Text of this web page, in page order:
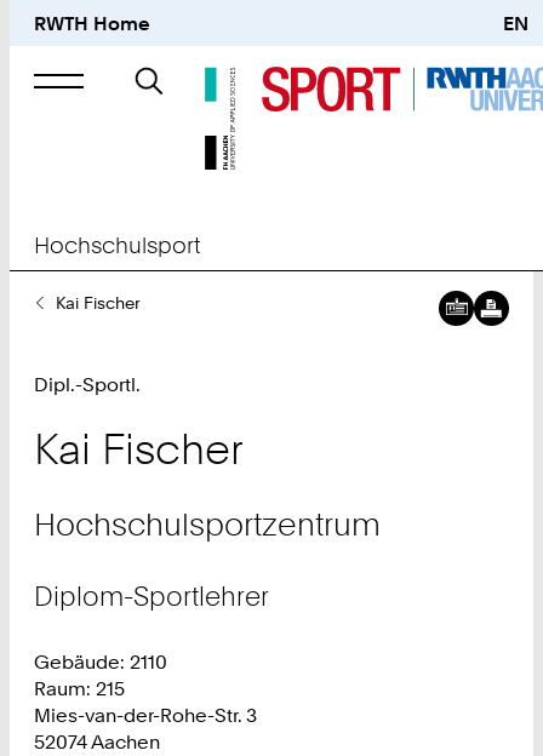
RWTH Home EN
Suche
nach
Hochschulsport
SieKai Fischer
Dipl.-Sportl.
Kai Fischer
Hochschulsportzentrum
Diplom-Sportlehrer
Gebäude: 2110
Raum: 215
Mies-van-der-Rohe-Str. 3
52074 Aachen